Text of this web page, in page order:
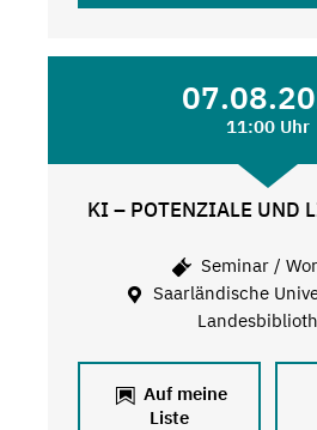
11:00 Uhr
KI – POTENZIALE UND
Seminar /
Saarländische
Auf meine
Liste